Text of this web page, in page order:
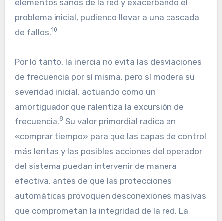
elementos sanos de la red y exacerbando el
problema inicial, pudiendo llevar a una cascada
de fallos.10
Por lo tanto, la inercia no evita las desviaciones
de frecuencia por sí misma, pero sí modera su
severidad inicial, actuando como un
amortiguador que ralentiza la excursión de
frecuencia.8 Su valor primordial radica en
«comprar tiempo» para que las capas de control
más lentas y las posibles acciones del operador
del sistema puedan intervenir de manera
efectiva, antes de que las protecciones
automáticas provoquen desconexiones masivas
que comprometan la integridad de la red. La